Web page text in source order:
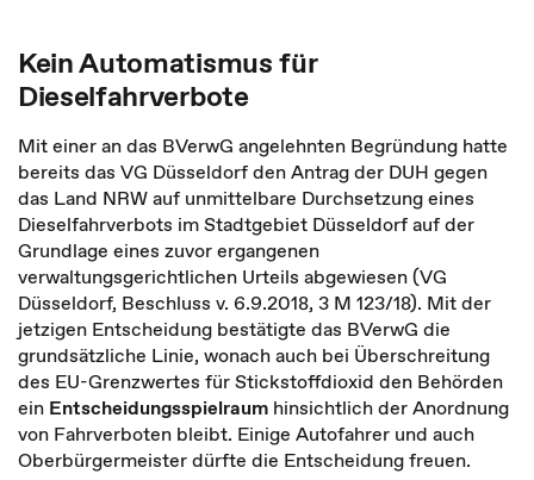
Kein Automatismus für
Dieselfahrverbote
Mit einer an das BVerwG angelehnten Begründung hatte
bereits das VG Düsseldorf den Antrag der DUH gegen
das Land NRW auf unmittelbare Durchsetzung eines
Dieselfahrverbots im Stadtgebiet Düsseldorf auf der
Grundlage eines zuvor ergangenen
verwaltungsgerichtlichen Urteils abgewiesen (VG
Düsseldorf, Beschluss v. 6.9.2018, 3 M 123/18). Mit der
jetzigen Entscheidung bestätigte das BVerwG die
grundsätzliche Linie, wonach auch bei Überschreitung
des EU-Grenzwertes für Stickstoffdioxid den Behörden
ein Entscheidungsspielraum hinsichtlich der Anordnung
von Fahrverboten bleibt. Einige Autofahrer und auch
Oberbürgermeister dürfte die Entscheidung freuen.